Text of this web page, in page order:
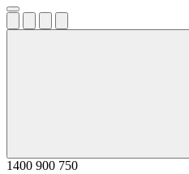
1400 900 750